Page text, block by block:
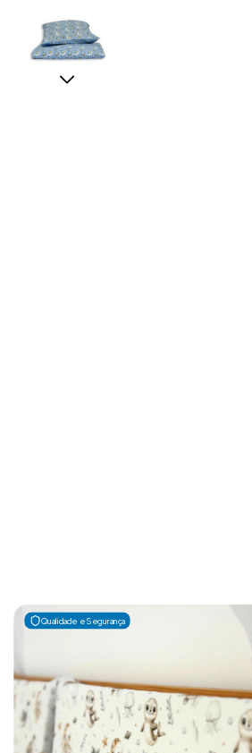
Qualidade e Segurança